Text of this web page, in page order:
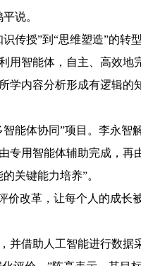
说。
传授”到“思维塑造”的转
用智能体，自主、高效
学内容分析形成有逻辑
能体协同”项目。李永
专用智能体辅助完成，
关键能力培养”。
价改革，让每个人的成
并借助人工智能进行数